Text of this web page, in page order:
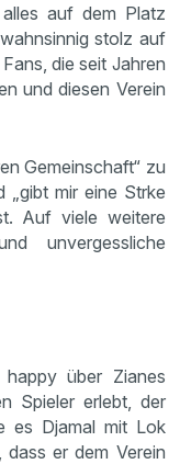
auf dem Platz
stolz auf
die seit Jahren
und diesen Verein
Gemeinschaft“ zu
„gibt mir eine Strke
Auf viele weitere
unvergessliche
happy über Zianes
Spieler erlebt, der
es Djamal mit Lok
dass er dem Verein